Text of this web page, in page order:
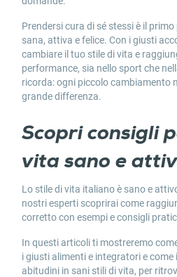
Prendersi cura di sé stessi è il
sana, attiva e felice. Con i giusti
cambiare il tuo stile di vita e
performance, sia nello sport che
ricorda: ogni piccolo cambiamento
grande differenza.
Scopri consigli
vita sano e
Lo stile di vita italianoè sano e
nostri esperti scoprirai come
corretto con esempie consigli
In questi articoli ti mostreremo
i giusti alimenti e integratori e
abitudini in sani stili di vita, per